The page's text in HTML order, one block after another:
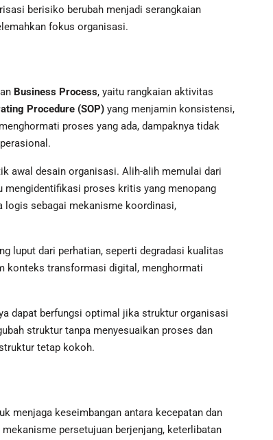
berisiko berubah menjadi serangkaian
fokus organisasi.
Business Process, yaitu rangkaian aktivitas
Procedure (SOP) yang menjamin konsistensi,
proses yang ada, dampaknya tidak
awal desain organisasi. Alih-alih memulai dari
mengidentifikasi proses kritis yang menopang
logis sebagai mekanisme koordinasi,
luput dari perhatian, seperti degradasi kualitas
konteks transformasi digital, menghormati
dapat berfungsi optimal jika struktur organisasi
struktur tanpa menyesuaikan proses dan
tetap kokoh.
menjaga keseimbangan antara kecepatan dan
persetujuan berjenjang, keterlibatan